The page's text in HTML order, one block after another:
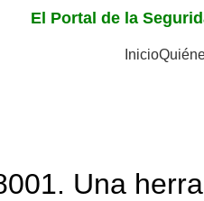
El Portal de la
Inicio
Una